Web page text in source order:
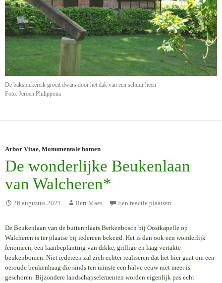
De bakspiekereik groeit dwars door het dak van een schuur heen
Foto: Jeroen Philippona
Arbor Vitae, Monumentale bomen
De wonderlijke Beukenlaan
van Walcheren*
26 augustus 2021 Bert Maes Een reactie plaatsen
De Beukenlaan van de buitenplaats Berkenbosch bij Oostkapelle op
Walcheren is ter plaatse bij iedereen bekend. Het is dan ook een wonderlijk
fenomeen, een laanbeplanting van dikke, grillige en laag vertakte
beukenbomen. Niet iedereen zal zich echter realiseren dat het hier gaat om een
oeroude beukenhaag die sinds ten minste een halve eeuw niet meer is
geschoren. Bijzondere landschapselementen worden eigenlijk pas echt